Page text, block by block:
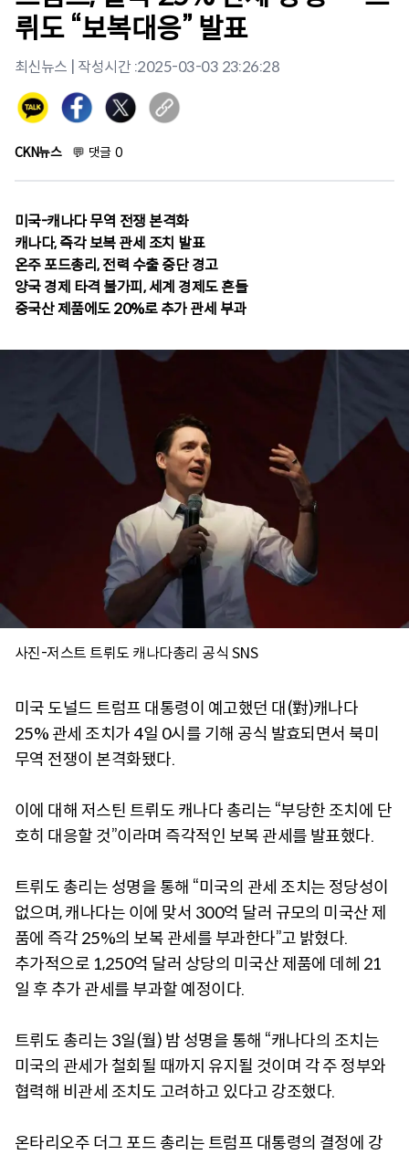
뤼도 “보복대응” 발표
최신뉴스 | 작성시간 :2025-03-03 23:26:28
CKN뉴스 💬 댓글 0
미국-캐나다 무역 전쟁 본격화
캐나다, 즉각 보복 관세 조치 발표
온주 포드총리, 전력 수출 중단 경고
양국 경제 타격 불가피, 세계 경제도 흔들
중국산 제품에도 20%로 추가 관세 부과
사진-저스트 트뤼도 캐나다총리 공식 SNS
미국 도널드 트럼프 대통령이 예고했던 대(對)캐나다
25% 관세 조치가 4일 0시를 기해 공식 발효되면서 북미
무역 전쟁이 본격화됐다.
이에 대해 저스틴 트뤼도 캐나다 총리는 “부당한 조치에 단
호히 대응할 것”이라며 즉각적인 보복 관세를 발표했다.
트뤼도 총리는 성명을 통해 “미국의 관세 조치는 정당성이
없으며, 캐나다는 이에 맞서 300억 달러 규모의 미국산 제
품에 즉각 25%의 보복 관세를 부과한다”고 밝혔다.
추가적으로 1,250억 달러 상당의 미국산 제품에 데헤 21
일 후 추가 관세를 부과할 예정이다.
트뤼도 총리는 3일(월) 밤 성명을 통해 “캐나다의 조치는
미국의 관세가 철회될 때까지 유지될 것이며 각 주 정부와
협력해 비관세 조치도 고려하고 있다고 강조했다.
온타리오주 더그 포드 총리는 트럼프 대통령의 결정에 강